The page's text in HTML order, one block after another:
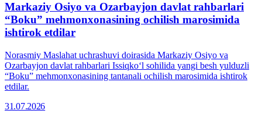
Markaziy Osiyo va Ozarbayjon davlat rahbarlari
“Boku” mehmonxonasining ochilish marosimida
ishtirok etdilar
Norasmiy Maslahat uchrashuvi doirasida Markaziy Osiyo va
Ozarbayjon davlat rahbarlari Issiqkoʻl sohilida yangi besh yulduzli
“Boku” mehmonxonasining tantanali ochilish marosimida ishtirok
etdilar.
31.07.2026